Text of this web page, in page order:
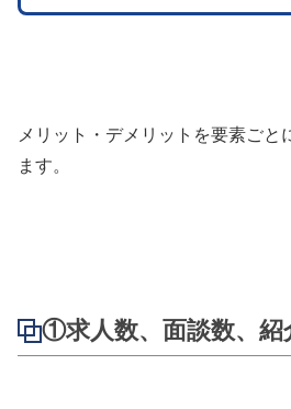
メリット・デメリットを要素ごと
ます。
①求人数、面談数、紹